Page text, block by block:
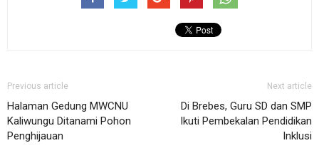
Previous article
Halaman Gedung MWCNU
Kaliwungu Ditanami Pohon
Penghijauan
Next article
Di Brebes, Guru SD dan SMP
Ikuti Pembekalan Pendidikan
Inklusi